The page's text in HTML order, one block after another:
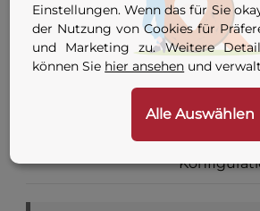
Anschluss
7
oben
G 1/8 oder
Anschluss-
Einstellungen. Wenn das für Sie
der Nutzung von Cookies für
und Marketing zu. Weitere
können Sie hier ansehen und
Alle Auswählen